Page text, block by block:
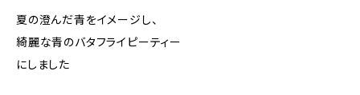
夏の澄んだ青をイメージし、
綺麗な青のバタフライピーティー
にしました